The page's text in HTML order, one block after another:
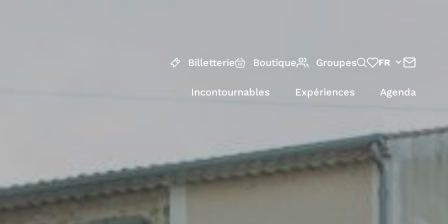
Billetterie Boutique Groupes FR
Incontournables Expériences Agenda